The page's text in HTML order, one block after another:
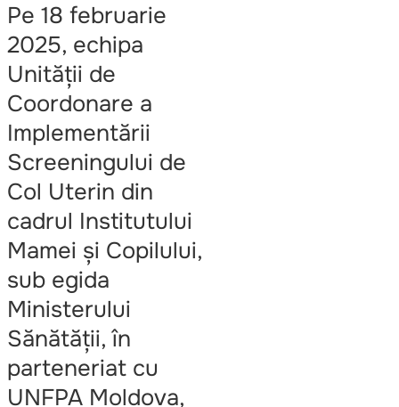
Pe 18 februarie
2025, echipa
Unității de
Coordonare a
Implementării
Screeningului de
Col Uterin din
cadrul Institutului
Mamei și Copilului,
sub egida
Ministerului
Sănătății, în
parteneriat cu
UNFPA Moldova,